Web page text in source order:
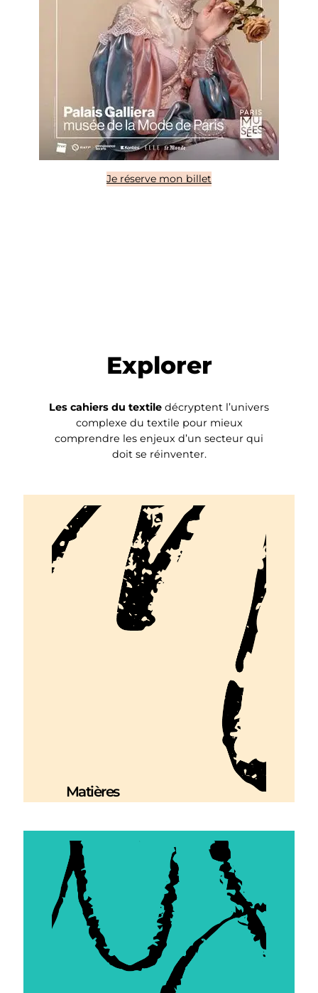
Je réserve mon billet
Explorer
Les cahiers du textile décryptent l’univers
complexe du textile pour mieux
comprendre les enjeux d’un secteur qui
doit se réinventer.
Matières